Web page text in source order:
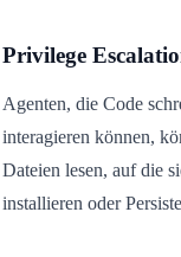
Privilege
Agenten, die Code
interagieren können,
Dateien lesen, auf die
installieren oder